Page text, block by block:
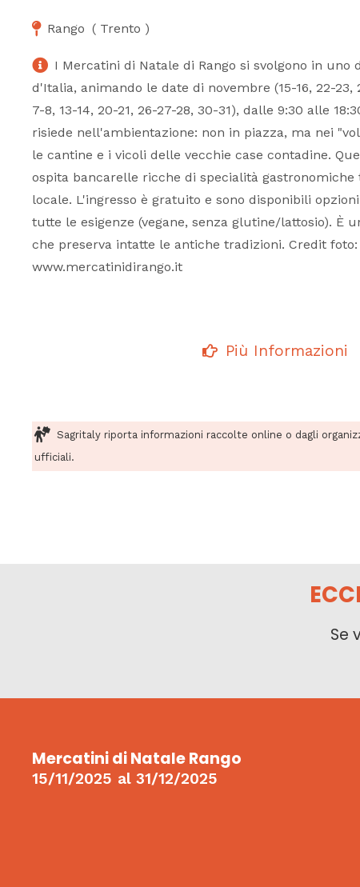
Rango ( Trento )
I Mercatini di Natale di Rango si svolgono in uno
d'Italia, animando le date di novembre (15-16, 22-23,
7-8, 13-14, 20-21, 26-27-28, 30-31), dalle 9:30 alle
risiede nell'ambientazione: non in piazza, ma nei
le cantine e i vicoli delle vecchie case contadine.
ospita bancarelle ricche di specialità
locale. L'ingresso è gratuito e sono disponibili
tutte le esigenze (vegane, senza glutine/lattosio). È
che preserva intatte le antiche tradizioni. Credit
www.mercatinidirango.it
Più Informazioni
Sagritaly riporta informazioni raccolte online o dagli
ufficiali.
Se
Mercatini di Natale Rango
15/11/2025 al 31/12/2025